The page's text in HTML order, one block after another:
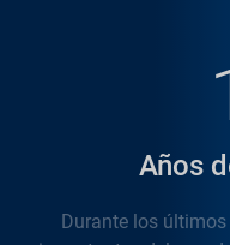
Años
Durante los